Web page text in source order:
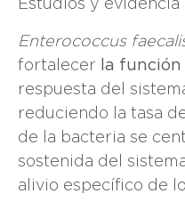
Estudios y evidencia
Enterococcus
fortalecer
la
respuesta del
reduciendo la tasa
de la bacteria se
sostenida del
alivio específico de